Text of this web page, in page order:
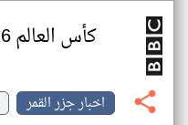
كأس العالم 2026
اخبار جزر القمر